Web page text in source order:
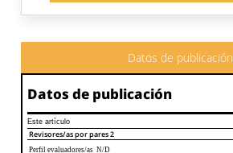
Datos de publicación
Datos de publicación
Este artículo
Revisores/as por pares2
Perfil evaluadores/as N/D